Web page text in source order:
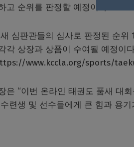
고 순위를 판정할 예정이다.
심판관들의 심사로 판정된 순위
각 상장과 상품이 수여될 예정이
www.kccla.org/sports/
은 “이번 온라인 태권도 품새 대
련생 및 선수들에게 큰 힘과 용